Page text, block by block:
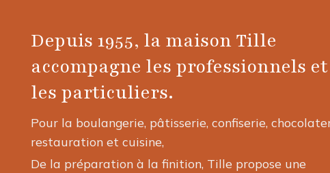
Depuis 1955, la maison Tille
accompagne les professionnels et
les particuliers.
Pour la boulangerie, pâtisserie, confiserie,
restauration et cuisine,
De la préparation à la finition, Tille propose une